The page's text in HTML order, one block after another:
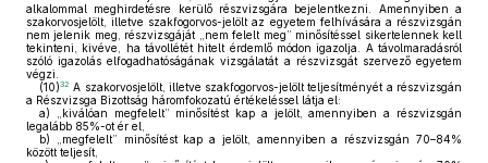
alkalommal meghirdetésre kerülő részvizsgára bejelentkezni. Amennyiben a
szakorvosjelölt, illetve szakfogorvos-jelölt az egyetem felhívására a részvizsgán
nem jelenik meg, részvizsgáját „nem felelt meg” minősítéssel sikertelennek kell
tekinteni, kivéve, ha távollétét hitelt érdemlő módon igazolja. A távolmaradásról
szóló igazolás elfogadhatóságának vizsgálatát a részvizsgát szervező egyetem
végzi.
(10)32 A szakorvosjelölt, illetve szakfogorvos-jelölt teljesítményét a részvizsgán
a Részvizsga Bizottság háromfokozatú értékeléssel látja el:
a) „kiválóan megfelelt” minősítést kap a jelölt, amennyiben a részvizsgán
legalább 85%-ot ér el,
b) „megfelelt” minősítést kap a jelölt, amennyiben a részvizsgán 70–84%
között teljesít,